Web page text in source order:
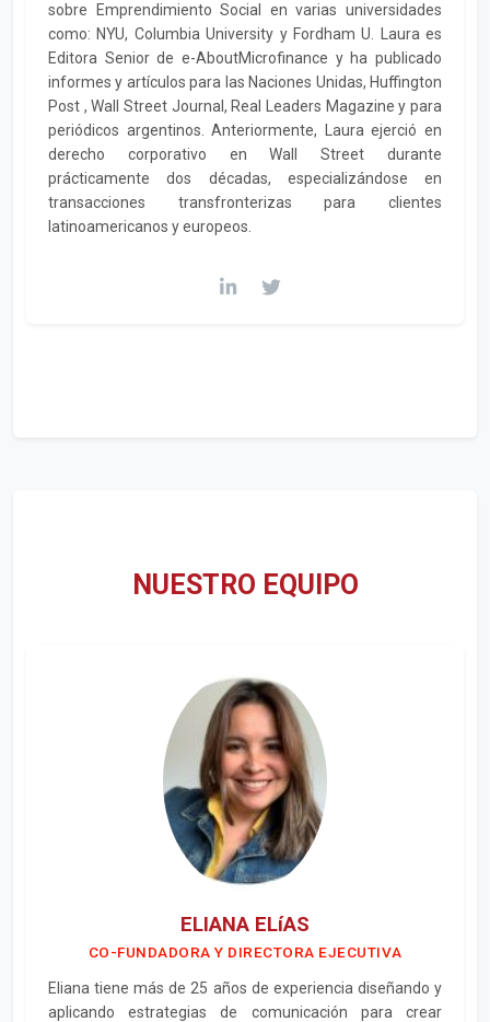
sobre Emprendimiento Social en varias universidades
como: NYU, Columbia University y Fordham U. Laura es
Editora Senior de e-AboutMicrofinance y ha publicado
informes y artículos para las Naciones Unidas, Huffington
Post , Wall Street Journal, Real Leaders Magazine y para
periódicos argentinos. Anteriormente, Laura ejerció en
derecho corporativo en Wall Street durante
prácticamente dos décadas, especializándose en
transacciones transfronterizas para clientes
latinoamericanos y europeos.
NUESTRO EQUIPO
ELIANA ELíAS
CO-FUNDADORA Y DIRECTORA EJECUTIVA
Eliana tiene más de 25 años de experiencia diseñando y
aplicando estrategias de comunicación para crear